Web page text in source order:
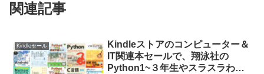
関連記事
Kindleセール
Kindleストアのコンピューター＆
IT関連本セールで、翔泳社の
Python1~３年生やスラスラわか